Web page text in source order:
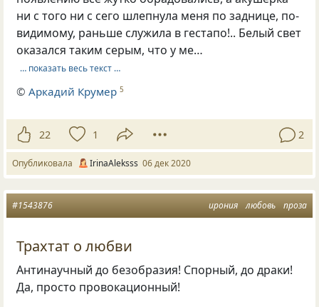
ни с того ни с сего шлепнула меня по заднице, по-
видимому, раньше служила в гестапо!.. Белый свет
оказался таким серым, что у ме…
… показать весь текст …
©Аркадий Крумер 5
22 1 2
Опубликовала IrinaAleksss 06 дек 2020
ирония любовь проза
#1543876
Трахтат о любви
Антинаучный до безобразия! Спорный, до драки!
Да, просто провокационный!